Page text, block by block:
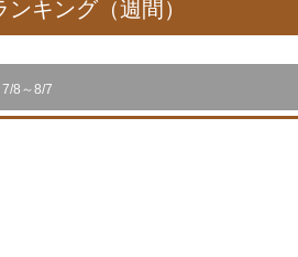
キ
ッ
プ
キング（週間）
7/8～8/7